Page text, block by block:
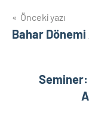
Yazı
gezinmesi
Önceki yazı
Bahar Dönemi
Seminer: